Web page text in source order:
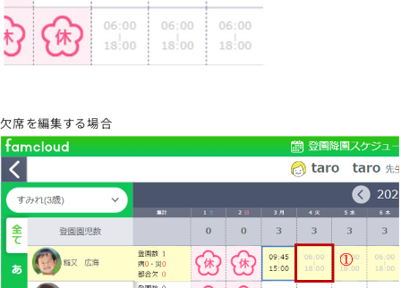
欠席を編集する場合